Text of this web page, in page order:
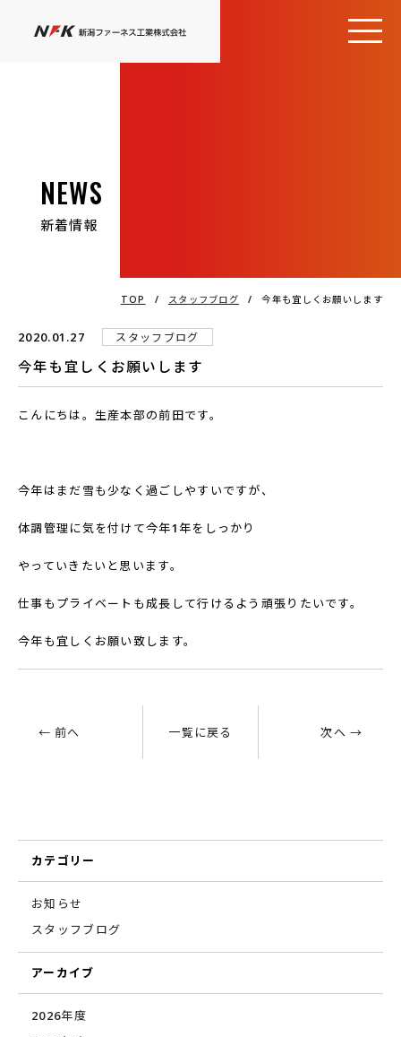
NEWS
新着情報
TOP / スタッフブログ / 今年も宜しくお願いします
2020.01.27 スタッフブログ
今年も宜しくお願いします
こんにちは。生産本部の前田です。
今年はまだ雪も少なく過ごしやすいですが、
体調管理に気を付けて今年1年をしっかり
やっていきたいと思います。
仕事もプライベートも成長して行けるよう頑張りたいです。
今年も宜しくお願い致します。
← 前へ 一覧に戻る 次へ →
カテゴリー
お知らせ
スタッフブログ
アーカイブ
2026年度